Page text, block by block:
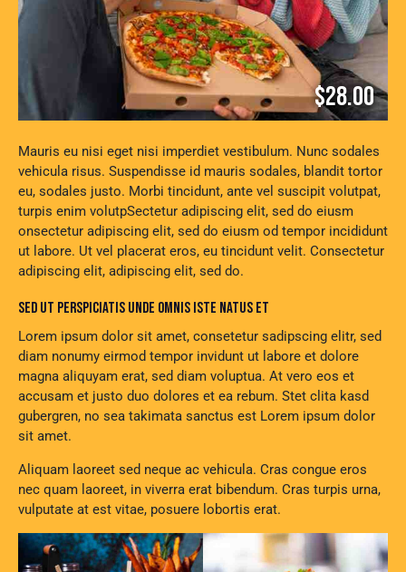
$28.00
Mauris eu nisi eget nisi imperdiet vestibulum. Nunc sodales
vehicula risus. Suspendisse id mauris sodales, blandit tortor
eu, sodales justo. Morbi tincidunt, ante vel suscipit volutpat,
turpis enim volutpSectetur adipiscing elit, sed do eiusm
onsectetur adipiscing elit, sed do eiusm od tempor incididunt
ut labore. Ut vel placerat eros, eu tincidunt velit. Consectetur
adipiscing elit, adipiscing elit, sed do.
SED UT PERSPICIATIS UNDE OMNIS ISTE NATUS ET
Lorem ipsum dolor sit amet, consetetur sadipscing elitr, sed
diam nonumy eirmod tempor invidunt ut labore et dolore
magna aliquyam erat, sed diam voluptua. At vero eos et
accusam et justo duo dolores et ea rebum. Stet clita kasd
gubergren, no sea takimata sanctus est Lorem ipsum dolor
sit amet.
Aliquam laoreet sed neque ac vehicula. Cras congue eros
nec quam laoreet, in viverra erat bibendum. Cras turpis urna,
vulputate at est vitae, posuere lobortis erat.